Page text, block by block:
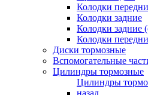
Колодки
Колодки задние
Колодки задние
Колодки
Диски тормозные
Вспомогательные
Цилиндры тормозные
Цилиндры
назад